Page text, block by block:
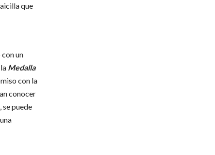
que
un
Medalla
con la
conocer
se puede